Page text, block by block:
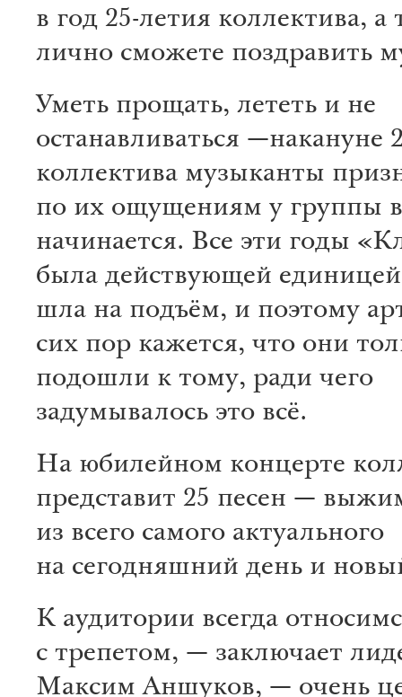
в год 25-летия коллектива, а
лично сможете поздравить
Уметь прощать, лететь и не
останавливаться —накануне
коллектива музыканты
по их ощущениям у группы
начинается. Все эти годы
была действующей
шла на подъём, и поэтому
сих пор кажется, что они
подошли к тому, ради чего
задумывалось это всё.
На юбилейном концерте
представит 25 песен —
из всего самого актуального
на сегодняшний день и
К аудитории всегда
с трепетом, — заключает
Максим Аншуков, — очень